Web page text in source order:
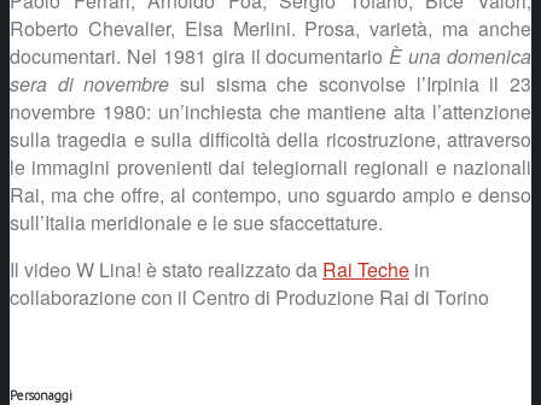
Roberto Chevalier, Elsa Merlini. Prosa, varietà, ma anche
documentari. Nel 1981 gira il documentarioÈ una domenica
sera di novembre sul sisma che sconvolse l’Irpinia il 23
novembre 1980: un’inchiesta che mantiene alta l’attenzione
sulla tragedia e sulla difficoltà della ricostruzione, attraverso
le immagini provenienti dai telegiornali regionali e nazionali
Rai, ma che offre, al contempo, uno sguardo ampio e denso
sull’Italia meridionale e le sue sfaccettature.
Il video W Lina! è stato realizzato da Rai Teche in
collaborazione con il Centro di Produzione Rai di Torino
Personaggi